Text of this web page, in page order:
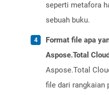
seperti metafora
sebuah buku.
Format file apa
Aspose.Total
Aspose.Total
file dari rangkaian